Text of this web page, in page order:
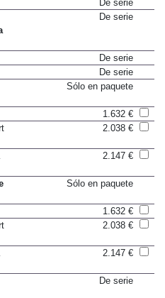
De serie
De serie
De serie
1.632 €
1.632 €